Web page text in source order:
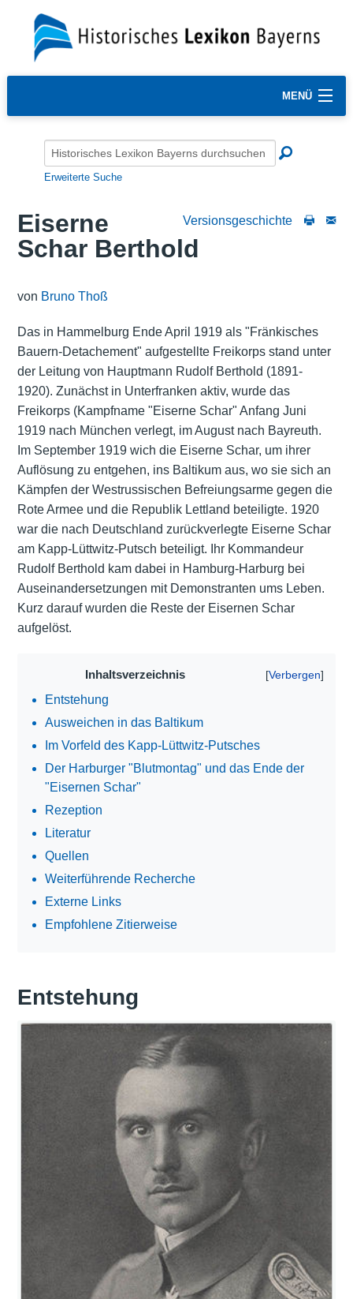
MENÜ
Erweiterte Suche
Versionsgeschichte
Eiserne
Schar Berthold
von Bruno Thoß
Das in Hammelburg Ende April 1919 als "Fränkisches
Bauern-Detachement" aufgestellte Freikorps stand unter
der Leitung von Hauptmann Rudolf Berthold (1891-
1920). Zunächst in Unterfranken aktiv, wurde das
Freikorps (Kampfname "Eiserne Schar" Anfang Juni
1919 nach München verlegt, im August nach Bayreuth.
Im September 1919 wich die Eiserne Schar, um ihrer
Auflösung zu entgehen, ins Baltikum aus, wo sie sich an
Kämpfen der Westrussischen Befreiungsarme gegen die
Rote Armee und die Republik Lettland beteiligte. 1920
war die nach Deutschland zurückverlegte Eiserne Schar
am Kapp-Lüttwitz-Putsch beteiligt. Ihr Kommandeur
Rudolf Berthold kam dabei in Hamburg-Harburg bei
Auseinandersetzungen mit Demonstranten ums Leben.
Kurz darauf wurden die Reste der Eisernen Schar
aufgelöst.
Inhaltsverzeichnis
Entstehung
Ausweichen in das Baltikum
Im Vorfeld des Kapp-Lüttwitz-Putsches
Der Harburger "Blutmontag" und das Ende der
"Eisernen Schar"
Rezeption
Literatur
Quellen
Weiterführende Recherche
Externe Links
Empfohlene Zitierweise
Entstehung